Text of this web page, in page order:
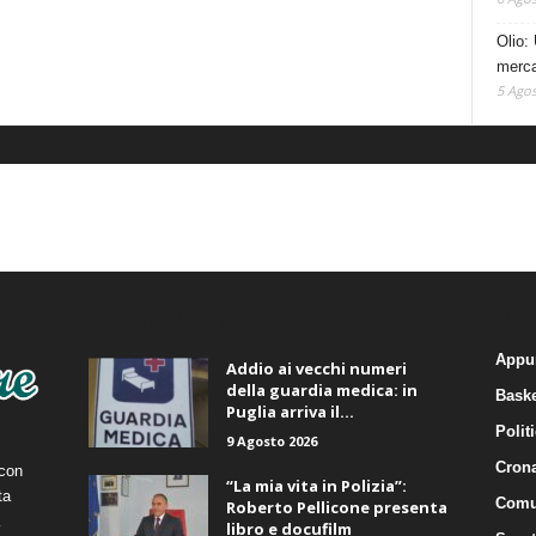
Olio:
5
Addio ai vecchi numeri
della guardia medica: in
Puglia arriva il...
9 Agosto 2026
“La mia vita in Polizia”:
Roberto Pellicone presenta
libro e docufilm